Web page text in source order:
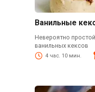
Ванильные
Невероятно
ванильных кексов
4 час. 10 мин.